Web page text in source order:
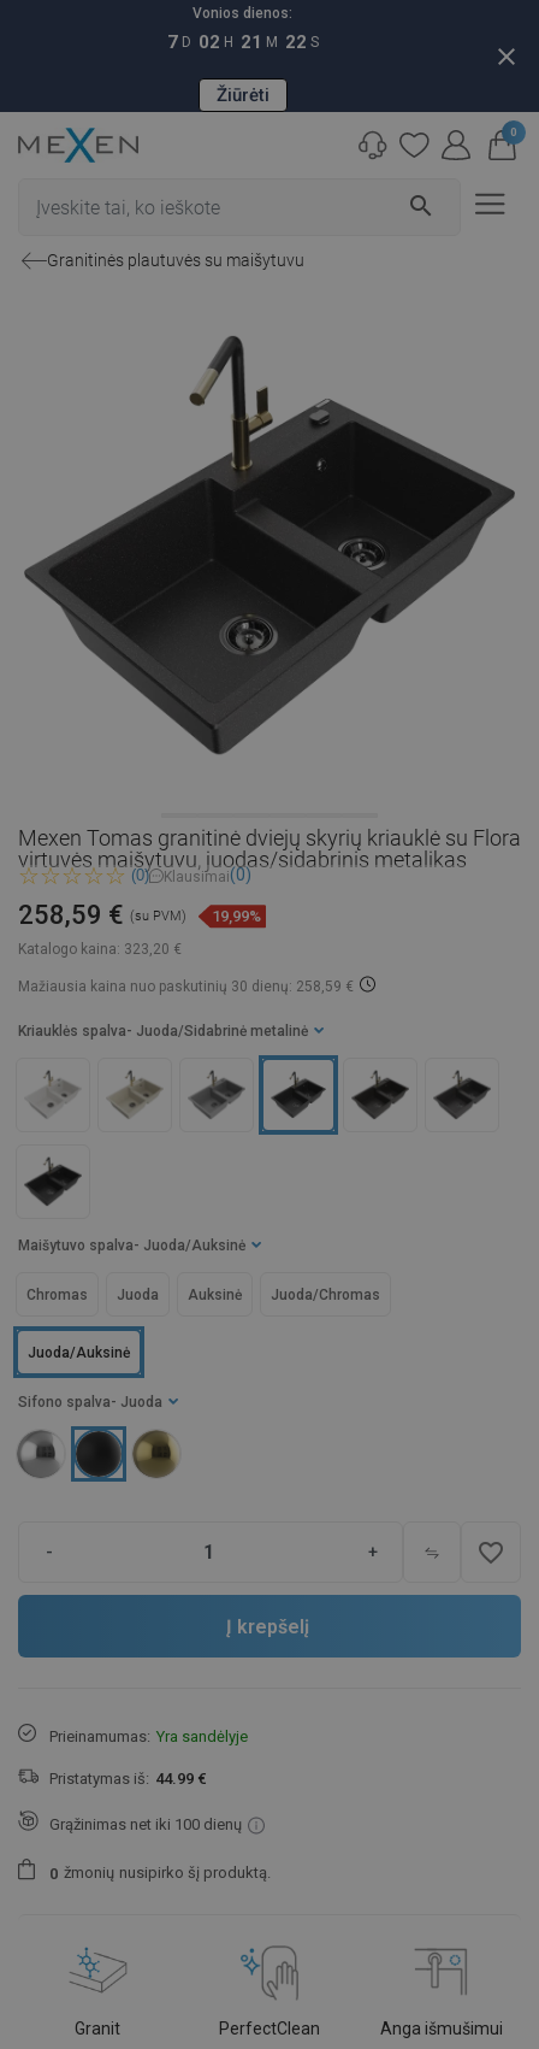
Vonios dienos:
7 D 02 H 21 M 21 S
Žiūrėti
close
search
0
Granitinės plautuvės su maišytuvu
Mexen Tomas granitinė dviejų skyrių kriauklė su Flora
virtuvės maišytuvu, juodas/sidabrinis metalikas
(0) Klausimai(0)
Katalogo kaina: 323,20 €
258,59 € (su PVM) 19,99%
Mažiausia kaina nuo paskutinių 30 dienų: 258,59 €
Sifono spalva - Juoda
Kriauklės spalva - Juoda/Sidabrinė metalinė
Maišytuvo spalva - Juoda/Auksinė
Juoda
Chromas Auksinė Juoda/Chromas
Juoda/Auksinė
- + favorite_border
Į krepšelį
Prieinamumas: Yra sandėlyje
Pristatymas iš: 44.99 €
Grąžinimas net iki 100 dienų
0 žmonių nusipirko šį produktą.
Granit PerfectClean Anga išmušimui